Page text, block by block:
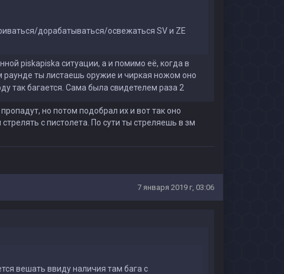
дорабатываться/освежаться SV и ZE
piskapiska ситуации, а и помимо её, когда в
ты листаешь оружие и чиркая ножом оно
так багается. Сама была свидетелем раза 2
но потом подобрал их и вот так оно
с пистолета. По сути ты стреляешь в зм
7 января 2019 г, 03:06
вешать ввиду наличия там бага с